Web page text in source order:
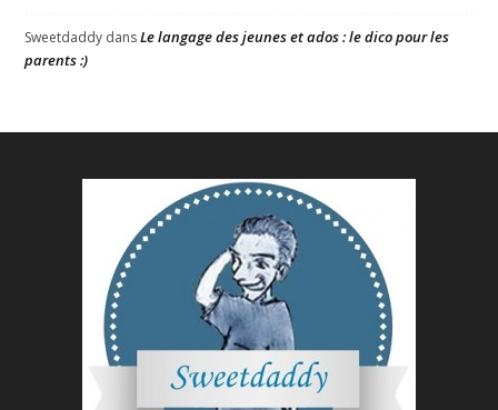
Sweetdaddy dansLe langage des jeunes et ados : le dico pour les
parents :)